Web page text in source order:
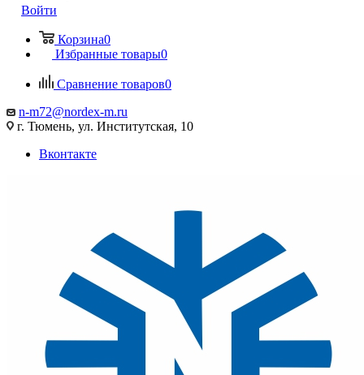
Войти
Корзина0
Избранные товары0
Сравнение товаров0
n-m72@nordex-m.ru
г. Тюмень, ул. Институтская, 10
Вконтакте